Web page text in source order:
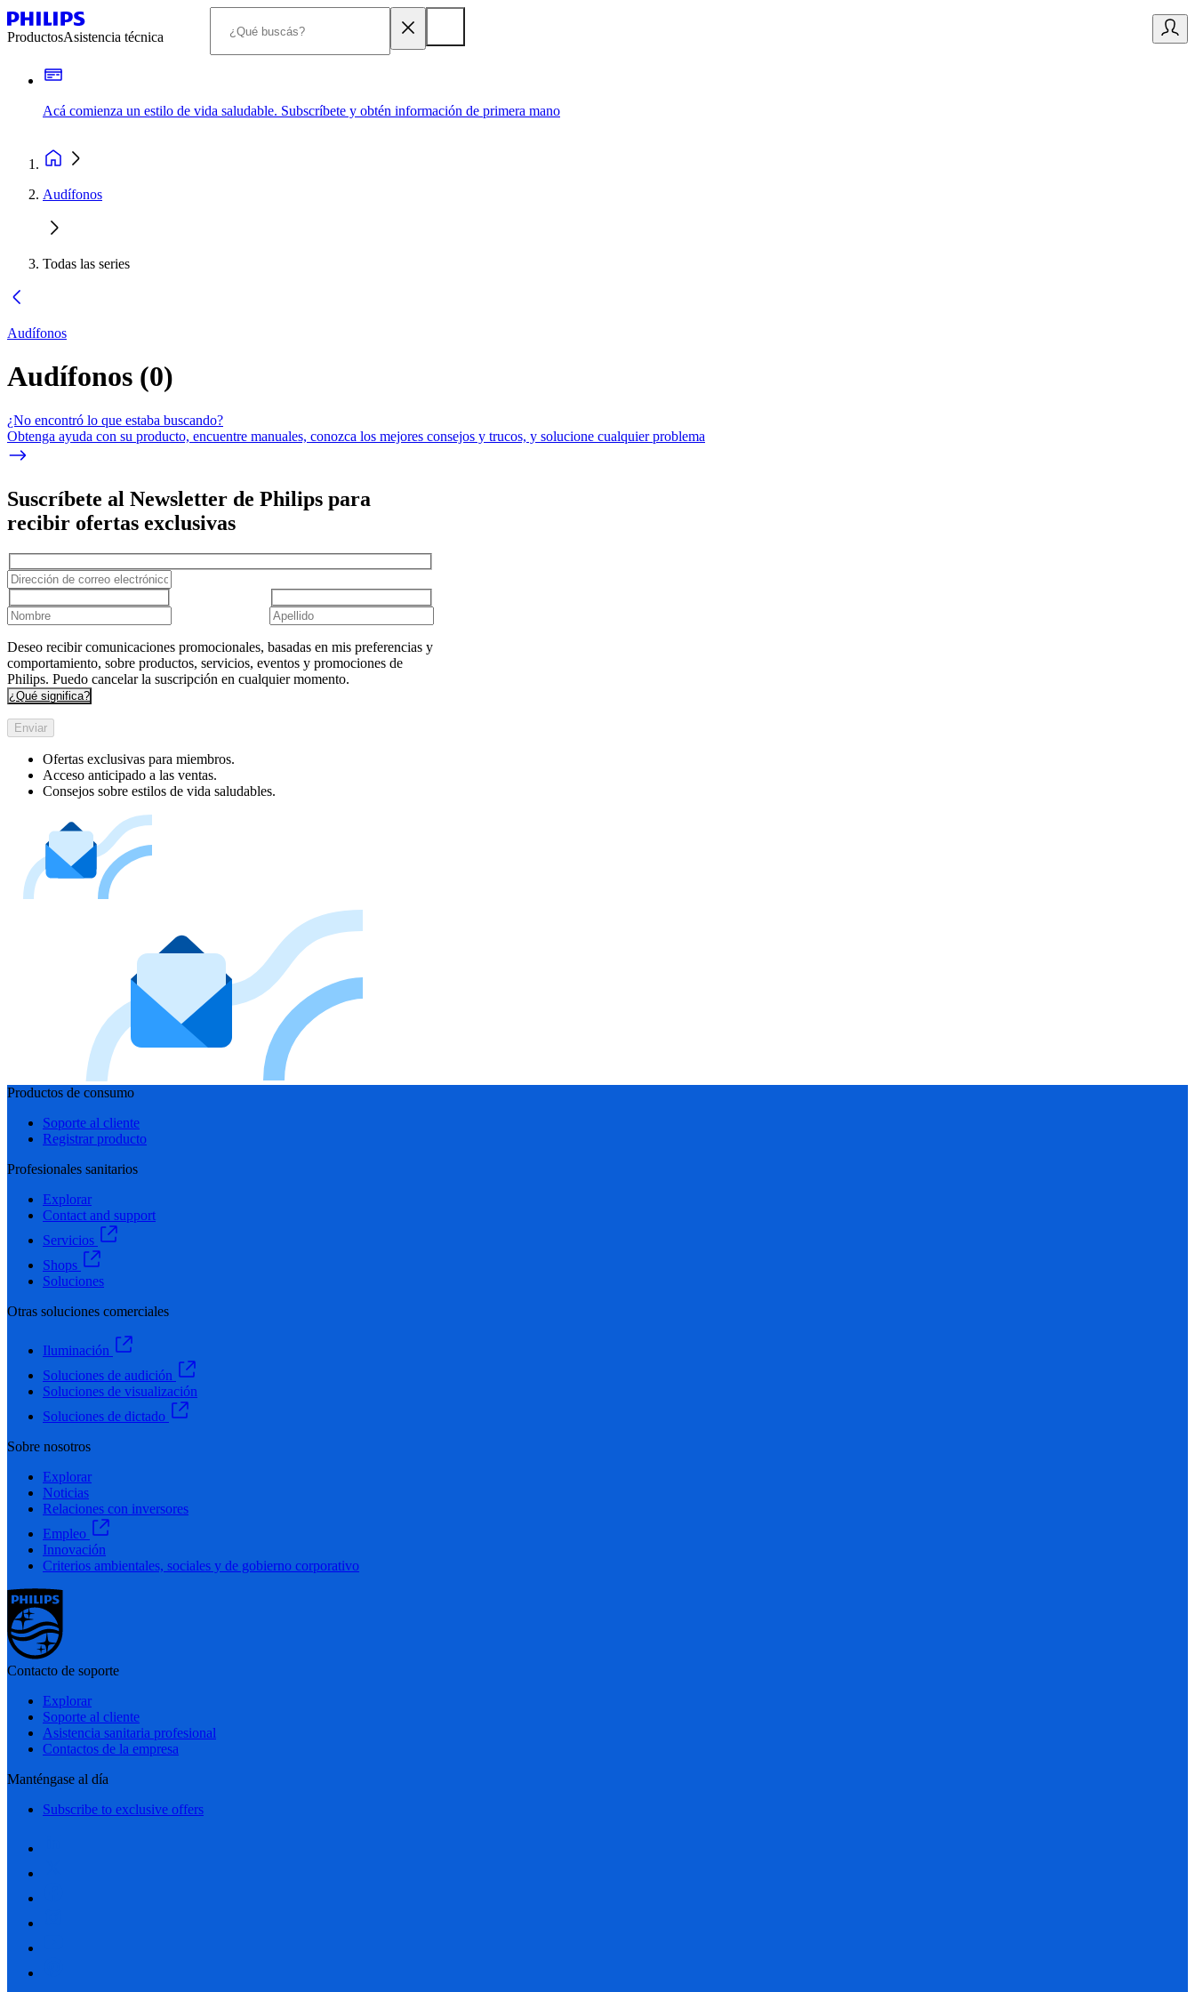
ProductosAsistencia técnica
Acá comienza un estilo de vida saludable. Subscríbete y obtén información de primera mano
Audífonos
Todas las series
Audífonos
Audífonos (0)
¿No encontró lo que estaba buscando?
Obtenga ayuda con su producto, encuentre manuales, conozca los mejores consejos y trucos, y solucione cualquier problema
Suscríbete al Newsletter de Philips para
recibir ofertas exclusivas
Deseo recibir comunicaciones promocionales, basadas en mis preferencias y
comportamiento, sobre productos, servicios, eventos y promociones de
Philips. Puedo cancelar la suscripción en cualquier momento.
¿Qué significa?
Enviar
Ofertas exclusivas para miembros.
Acceso anticipado a las ventas.
Consejos sobre estilos de vida saludables.
Productos de consumo
Soporte al cliente
Registrar producto
Profesionales sanitarios
Explorar
Contact and support
Servicios
Shops
Soluciones
Otras soluciones comerciales
Iluminación
Soluciones de audición
Soluciones de visualización
Soluciones de dictado
Sobre nosotros
Explorar
Noticias
Relaciones con inversores
Empleo
Innovación
Criterios ambientales, sociales y de gobierno corporativo
Contacto de soporte
Explorar
Soporte al cliente
Asistencia sanitaria profesional
Contactos de la empresa
Manténgase al día
Subscribe to exclusive offers